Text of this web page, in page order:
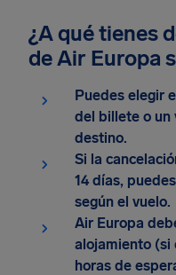
¿A qué tienes
de Air Europa
Puedes elegir
del billete o un
destino.
Si la
14 días,
según el vuelo.
Air Europa
alojamiento (si
horas de